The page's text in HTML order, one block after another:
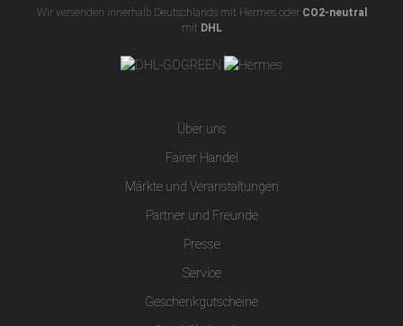
Wir versenden innerhalb Deutschlands mit Hermes oder CO2-neutral
mit DHL
Über uns
Fairer Handel
Märkte und Veranstaltungen
Partner und Freunde
Presse
Service
Geschenkgutscheine